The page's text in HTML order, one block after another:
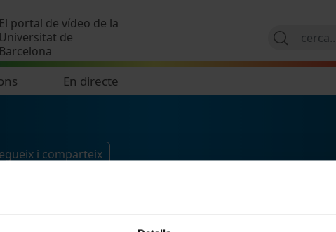
El portal de vídeo de la
Universitat de
Barcelona
En directe
i comparteix